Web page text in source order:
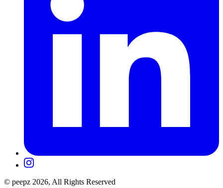
© peepz 2026, All Rights Reserved